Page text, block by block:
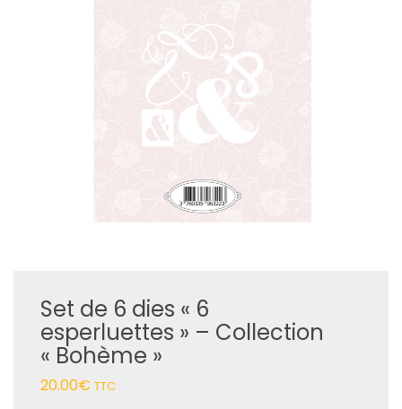
Set de 6 dies « 6
esperluettes » – Collection
« Bohème »
20.00€ TTC